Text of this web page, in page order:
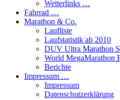
Wetterlinks …
Fahrrad …
Marathon & Co.
Laufliste
Laufstatistik ab 2010
DUV Ultra Marathon
World MegaMarathon
Berichte
Impressum …
Impressum
Datenschutzerklärung